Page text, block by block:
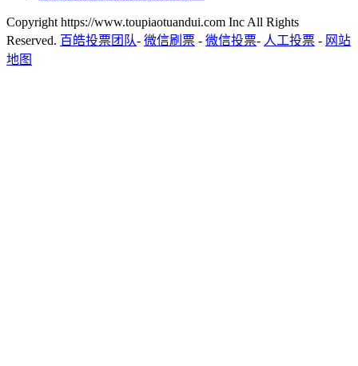
Copyright https://www.toupiaotuandui.com Inc All Rights
Reserved. 百皓投票团队- 微信刷票 - 微信投票- 人工投票 - 网站
地图